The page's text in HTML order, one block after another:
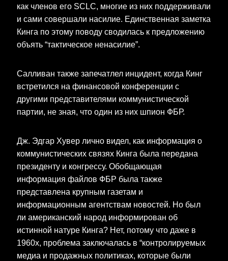
как членов его SCLC, многие из них поддерживали
и сами совершали насилие. Единственная заметка
Кинга по этому поводу сводилась к предложению
объять “тактическое ненасилие”.
Салливан также запечатлел инцидент, когда Кинг
встретился на финансовой конференции с
другими представителями коммунистической
партии, не зная, что один из них шпион ФБР.
Дж. Эдгар Хувер лично видел, как информация о
коммунистических связях Кинга была передана
президенту и конгрессу. Обобщающая
информация файлов ФБР была также
представлена крупным газетам и
информационным агентствам новостей. Но был
ли американский народ информирован об
истинной натуре Кинга? Нет, потому что даже в
1960х, проблема заключалась в “контролируемых
медиа и продажных политиках, которые были